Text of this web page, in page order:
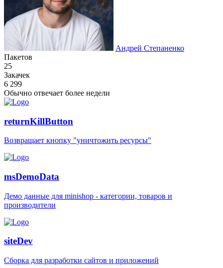
Андрей Степаненко
Пакетов
25
Закачек
6 299
Обычно отвечает более недели
returnKillButton
Возвращает кнопку "уничтожить ресурсы"
msDemoData
Демо данные для minishop - категории, товаров и
производители
siteDev
Сборка для разработки сайтов и приложений